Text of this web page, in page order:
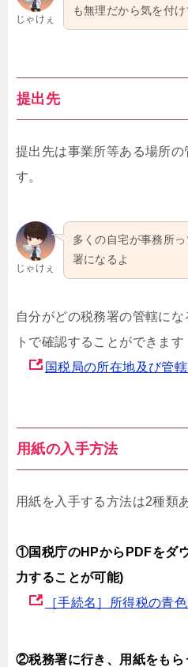
じゃけぇ
も無理だから気を付け
提出先
提出先は事業所等ある場所の
す。
じゃけぇ
多くの自宅が事務所
署になるよ
自分がどの税務署の管轄に
トで確認することができます
国税局の所在地及び管
用紙の入手方法
用紙を入手する方法は2種類
①国税庁のHPからPDFをダ
力することが可能)
［手続名］所得税の青
②税務署に行き、用紙をもら